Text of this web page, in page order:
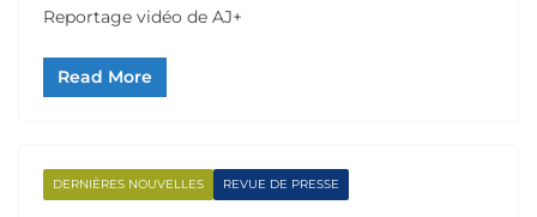
Reportage vidéo de AJ+
Read More
DERNIÈRES NOUVELLES REVUE DE PRESSE